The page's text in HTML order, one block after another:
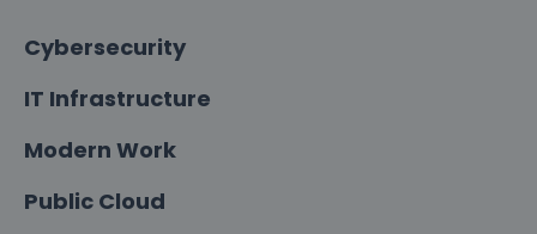
Cybersecurity
IT Infrastructure
Modern Work
Public Cloud